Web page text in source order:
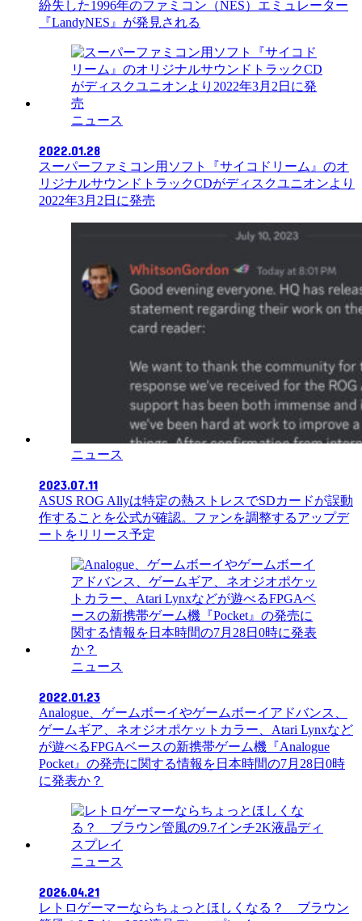
紛失した1996年のファミコン（NES）エミュレーター
『LandyNES』が発見される
ニュース
2022.01.28
スーパーファミコン用ソフト『サイコドリーム』のオ
リジナルサウンドトラックCDがディスクユニオンより
2022年3月2日に発売
ニュース
2023.07.11
ASUS ROG Allyは特定の熱ストレスでSDカードが誤動
作することを公式が確認。ファンを調整するアップデ
ートをリリース予定
ニュース
2022.01.23
Analogue、ゲームボーイやゲームボーイアドバンス、
ゲームギア、ネオジオポケットカラー、Atari Lynxなど
が遊べるFPGAベースの新携帯ゲーム機『Analogue
Pocket』の発売に関する情報を日本時間の7月28日0時
に発表か？
ニュース
2026.04.21
レトロゲーマーならちょっとほしくなる？ ブラウン